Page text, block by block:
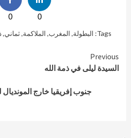
0
0
Tags: البطولة, المغرب, الملاكمة,ثماني,
Continue
Reading
Previous
السيدة ليلى في ذمة الله
جنوب إفريقيا خارج